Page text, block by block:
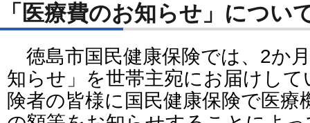
「医療費のお知らせ」につい
徳島市国民健康保険では、2か
知らせ」を世帯主宛にお届けし
険者の皆様に国民健康保険で医療